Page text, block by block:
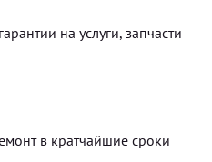
на услуги, запчасти
в кратчайшие сроки